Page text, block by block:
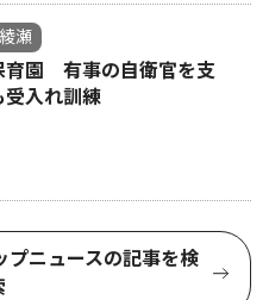
瀬
育園 有事の自衛官を支
入れ訓練
プニュースの記事を検